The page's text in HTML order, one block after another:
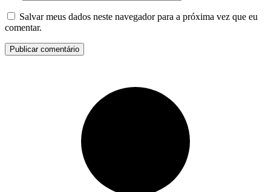
Salvar meus dados neste navegador para a próxima vez que eu
comentar.